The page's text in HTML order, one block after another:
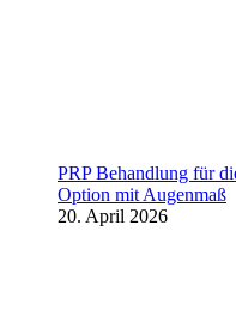
PRP Behandlung für
Option mit Augenmaß
20. April 2026